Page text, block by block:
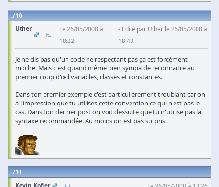
10
Uther
Le 26/05/2008 à
18:22
Edité par Uther le 26/05/2008 à
18:43
Je ne dis pas qu'un code ne respectant pas ça est forcément
moche. Mais c'est quand même bien sympa de reconnaitre au
premier coup d'œil variables, classes et constantes.
Dans ton premier exemple c'est particulièrement troublant car on
a l'impression que tu utilises cette convention ce qui n'est pas le
cas. Dans ton dernier post on voit dessuite que tu n'utilise pas la
syntaxe recommandée. Au moins on est pas surpris.
11
Kevin Kofler